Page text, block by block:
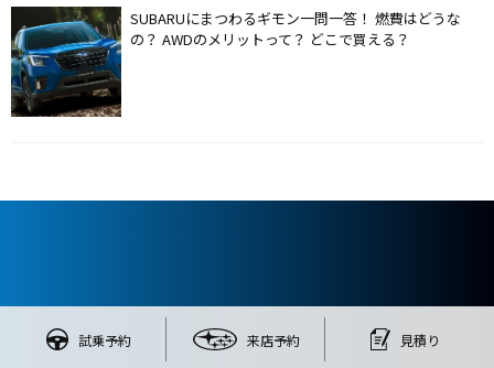
SUBARUにまつわるギモン一問一答！ 燃費はどうな
の？ AWDのメリットって？ どこで買える？
試乗予約 来店予約 見積り